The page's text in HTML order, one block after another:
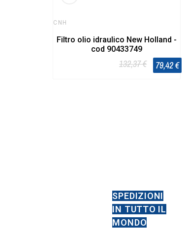
CNH
Filtro olio idraulico New Holland -
cod 90433749
132,37 € 79,42 €
SPEDIZIONI
IN TUTTO IL
MONDO